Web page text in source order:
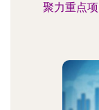
聚力重点